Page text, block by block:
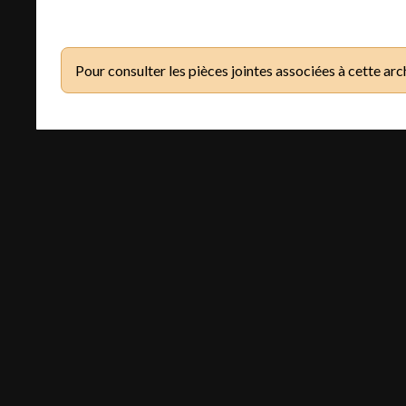
Pour consulter les pièces jointes associées à cette